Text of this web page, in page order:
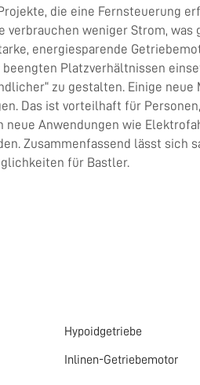
die eine Fernsteuerung
weniger Strom,
energiesparende
Platzverhältnissen
zu gestalten. Einige
Das ist vorteilhaft für
Anwendungen wie
Zusammenfassend lässt sich
für Bastler.
Hypoidgetriebe
Inlinen-Getriebemotor